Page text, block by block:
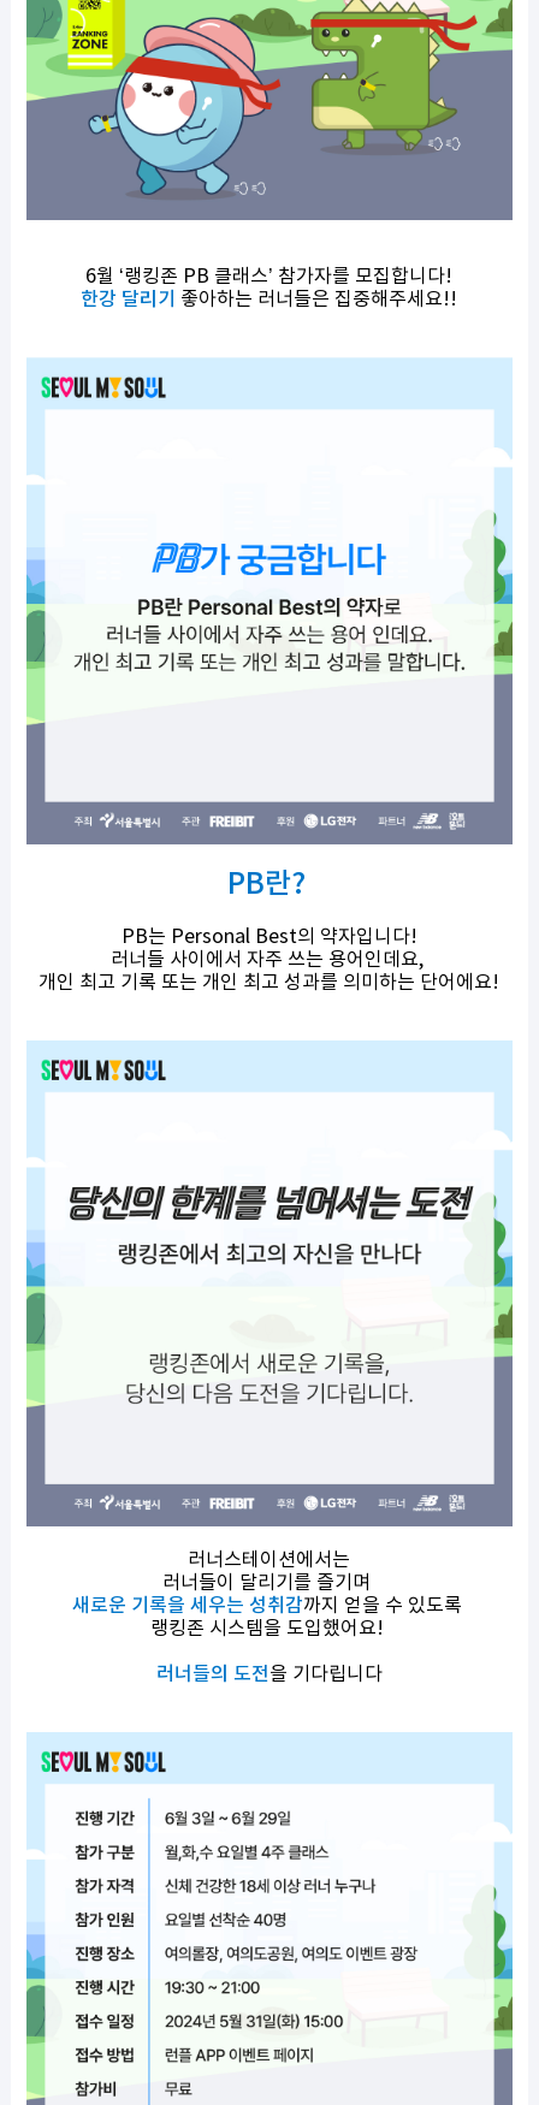
6월 ‘랭킹존 PB 클래스’ 참가자를 모집합니다!
한강 달리기
좋아하는 러너들은 집중해주세요!!
PB란?
PB는 Personal Best의 약자입니다!
러너들 사이에서 자주 쓰는 용어인데요,
개인 최고 기록 또는 개인 최고 성과를 의미하는 단어에요!
러너스테이션에서는
러너들이 달리기를 즐기며
새로운 기록을 세우는 성취감까지 얻을 수 있도록
랭킹존 시스템을 도입했어요!
러너들의 도전을 기다립니다